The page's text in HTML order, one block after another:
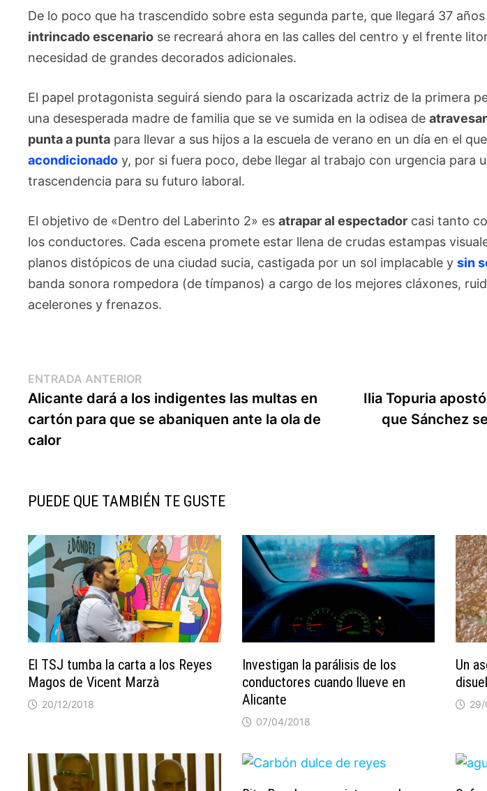
De lo poco que ha trascendido sobre esta segunda parte, que llegará 37
intrincado escenario se recreará ahora en las calles del centro y el frente
necesidad de grandes decorados adicionales.
El papel protagonista seguirá siendo para la oscarizada actriz de la primera
una desesperada madre de familia que se ve sumida en la odisea de
punta a punta para llevar a sus hijos a la escuela de verano en un día en el
acondicionado y, por si fuera poco, debe llegar al trabajo con urgencia para
trascendencia para su futuro laboral.
El objetivo de «Dentro del Laberinto 2» esatrapar al espectador casi tanto
los conductores. Cada escena promete estar llena de crudas estampas
planos distópicos de una ciudad sucia, castigada por un sol implacable ysin
banda sonora rompedora (de tímpanos) a cargo de los mejores cláxones,
acelerones y frenazos.
Navegación
de
entradas
ENTRADA ANTERIOREntrada
anterior:
Alicante dará a los indigentes las multas en
cartón para que se abaniquen ante la ola de
calor
Ilia Topuria
que Sánchez
PUEDE QUE TAMBIÉN TE GUSTE
El TSJ tumba la carta a los Reyes
Magos de Vicent Marzà
20/12/2018
Investigan la parálisis de los
conductores cuando llueve en
Alicante
07/04/2018
Un